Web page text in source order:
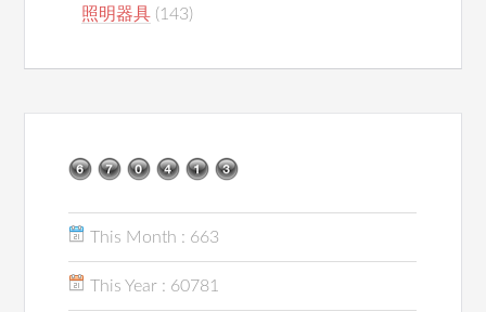
照明器具 (143)
This Month : 663
This Year : 60781